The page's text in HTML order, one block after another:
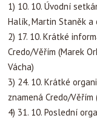
1) 10. 10. Úvodní
Halík, Martin Staněk a
2) 17. 10. Krátké
Credo/Věřím (Marek
Vácha)
3) 24. 10. Krátké
znamená Credo/Věřím
4) 31. 10. Poslední